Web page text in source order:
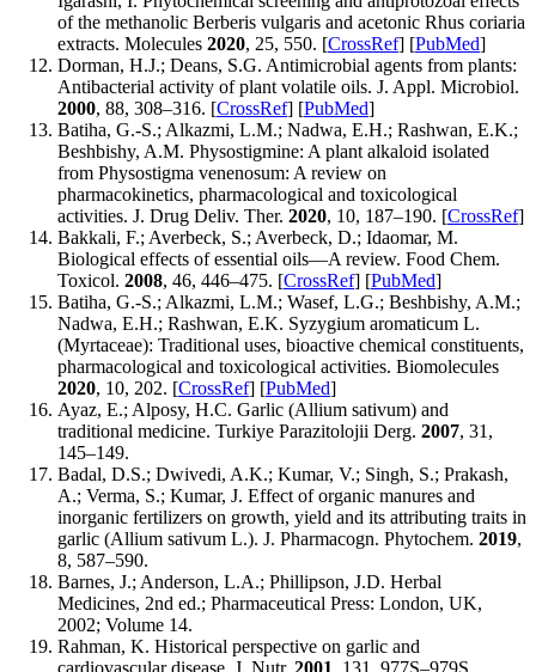
of the methanolic Berberis vulgaris and acetonic Rhus coriaria
extracts. Molecules 2020, 25, 550. [CrossRef] [PubMed]
Dorman, H.J.; Deans, S.G. Antimicrobial agents from plants:
Antibacterial activity of plant volatile oils. J. Appl. Microbiol.
2000, 88, 308–316. [CrossRef] [PubMed]
Batiha, G.-S.; Alkazmi, L.M.; Nadwa, E.H.; Rashwan, E.K.;
Beshbishy, A.M. Physostigmine: A plant alkaloid isolated
from Physostigma venenosum: A review on
pharmacokinetics, pharmacological and toxicological
activities. J. Drug Deliv. Ther. 2020, 10, 187–190. [CrossRef]
Bakkali, F.; Averbeck, S.; Averbeck, D.; Idaomar, M.
Biological effects of essential oils—A review. Food Chem.
Toxicol. 2008, 46, 446–475. [CrossRef] [PubMed]
Batiha, G.-S.; Alkazmi, L.M.; Wasef, L.G.; Beshbishy, A.M.;
Nadwa, E.H.; Rashwan, E.K. Syzygium aromaticum L.
(Myrtaceae): Traditional uses, bioactive chemical constituents,
pharmacological and toxicological activities. Biomolecules
2020, 10, 202. [CrossRef] [PubMed]
Ayaz, E.; Alposy, H.C. Garlic (Allium sativum) and
traditional medicine. Turkiye Parazitolojii Derg. 2007, 31,
145–149.
Badal, D.S.; Dwivedi, A.K.; Kumar, V.; Singh, S.; Prakash,
A.; Verma, S.; Kumar, J. Effect of organic manures and
inorganic fertilizers on growth, yield and its attributing traits in
garlic (Allium sativum L.). J. Pharmacogn. Phytochem. 2019,
8, 587–590.
Barnes, J.; Anderson, L.A.; Phillipson, J.D. Herbal
Medicines, 2nd ed.; Pharmaceutical Press: London, UK,
2002; Volume 14.
Rahman, K. Historical perspective on garlic and